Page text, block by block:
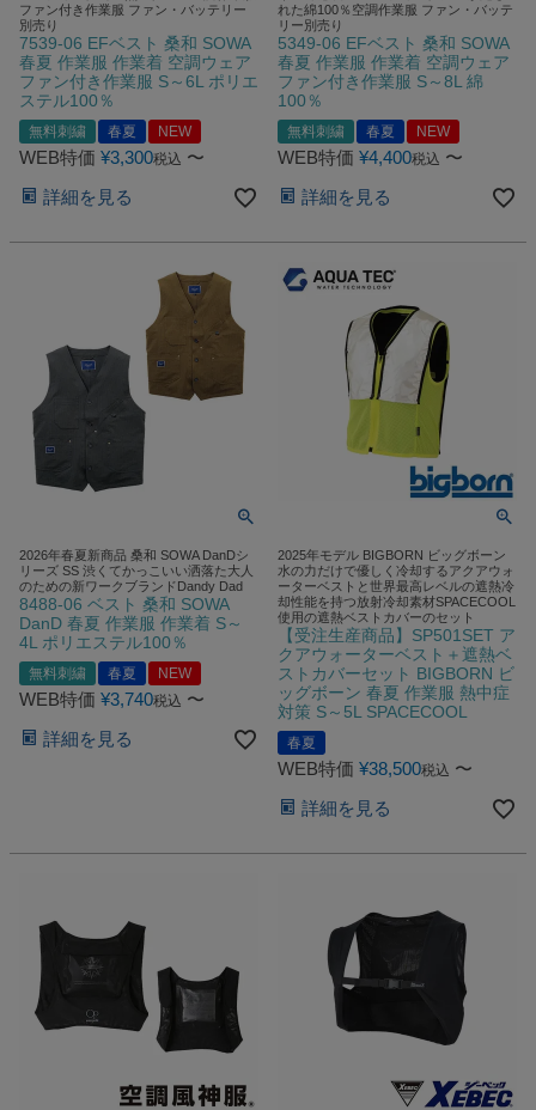
ファン付き作業服 ファン・バッテリー
別売り
7539-06 EFベスト 桑和 SOWA
春夏 作業服 作業着 空調ウェア
ファン付き作業服 S～6L ポリエ
ステル100％
無料刺繍 春夏 NEW
WEB特価 ¥3,300税込 〜
詳細を見る
れた綿100％空調作業服 ファン・バッテ
リー別売り
5349-06 EFベスト 桑和 SOWA
春夏 作業服 作業着 空調ウェア
ファン付き作業服 S～8L 綿
100％
無料刺繍 春夏 NEW
WEB特価 ¥4,400税込 〜
詳細を見る
2026年春夏新商品 桑和 SOWA DanDシ
リーズ SS 渋くてかっこいい洒落た大人
のための新ワークブランドDandy Dad
8488-06 ベスト 桑和 SOWA
DanD 春夏 作業服 作業着 S～
4L ポリエステル100％
無料刺繍 春夏 NEW
WEB特価 ¥3,740税込 〜
詳細を見る
2025年モデル BIGBORN ビッグボーン
水の力だけで優しく冷却するアクアウォ
ーターベストと世界最高レベルの遮熱冷
却性能を持つ放射冷却素材SPACECOOL
使用の遮熱ベストカバーのセット
【受注生産商品】SP501SET ア
クアウォーターベスト＋遮熱ベ
ストカバーセット BIGBORN ビ
ッグボーン 春夏 作業服 熱中症
対策 S～5L SPACECOOL
春夏
WEB特価 ¥38,500税込 〜
詳細を見る